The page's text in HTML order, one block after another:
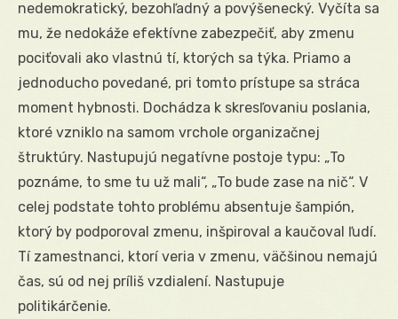
nedemokratický, bezohľadný a povýšenecký. Vyčíta sa
mu, že nedokáže efektívne zabezpečiť, aby zmenu
pociťovali ako vlastnú tí, ktorých sa týka. Priamo a
jednoducho povedané, pri tomto prístupe sa stráca
moment hybnosti. Dochádza k skresľovaniu poslania,
ktoré vzniklo na samom vrchole organizačnej
štruktúry. Nastupujú negatívne postoje typu: „To
poznáme, to sme tu už mali“, „To bude zase na nič“. V
celej podstate tohto problému absentuje šampión,
ktorý by podporoval zmenu, inšpiroval a kaučoval ľudí.
Tí zamestnanci, ktorí veria v zmenu, väčšinou nemajú
čas, sú od nej príliš vzdialení. Nastupuje
politikárčenie.